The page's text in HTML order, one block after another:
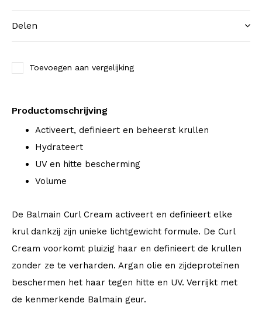
Delen
Toevoegen aan vergelijking
Productomschrijving
Activeert, definieert en beheerst krullen
Hydrateert
UV en hitte bescherming
Volume
De Balmain Curl Cream activeert en definieert elke
krul dankzij zijn unieke lichtgewicht formule. De Curl
Cream voorkomt pluizig haar en definieert de krullen
zonder ze te verharden. Argan olie en zijdeproteïnen
beschermen het haar tegen hitte en UV. Verrijkt met
de kenmerkende Balmain geur.